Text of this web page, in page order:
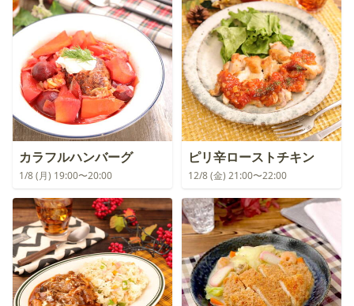
カラフルハンバーグ
1/8 (月) 19:00〜20:00
ピリ辛ローストチキン
12/8 (金) 21:00〜22:00